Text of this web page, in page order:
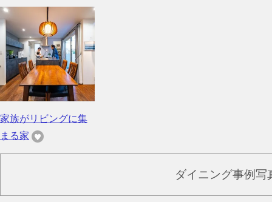
家族がリビングに集
まる家
ダイニング事例写